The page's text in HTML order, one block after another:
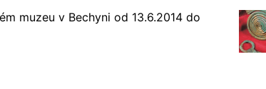
muzeu v Bechyni od 13.6.2014 do